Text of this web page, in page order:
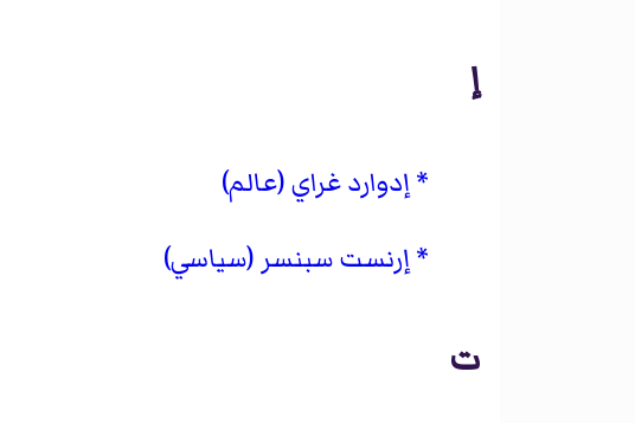
إ
إدوارد غراي (عالم)
إرنست سبنسر (سياسي)
ت